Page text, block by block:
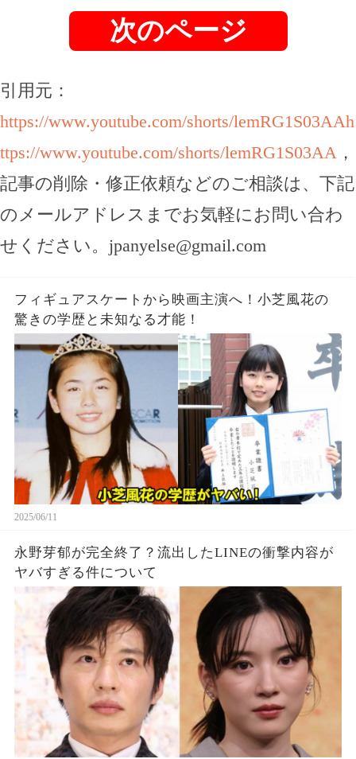
次のページ
引用元：
https://www.youtube.com/shorts/lemRG1S03AAh
ttps://www.youtube.com/shorts/lemRG1S03AA ，
記事の削除・修正依頼などのご相談は、下記
のメールアドレスまでお気軽にお問い合わ
せください。 jpanyelse@gmail.com
フィギュアスケートから映画主演へ！小芝風花の
驚きの学歴と未知なる才能！
2025/06/11
永野芽郁が完全終了？流出したLINEの衝撃内容が
ヤバすぎる件について